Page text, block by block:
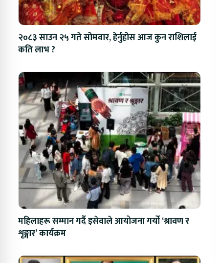
२०८३ साउन २५ गते सोमवार, हेर्नुहोस आज कुन राशिलाई
कति लाभ ?
महिलाहरू सम्मान गर्दै इसेवाले आयोजना गर्यो ‘श्रावण र
शृङ्गार’ कार्यक्रम